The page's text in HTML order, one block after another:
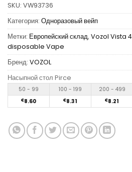
SKU: VW93736
Категория: Одноразовый вейп
Метки: Европейский склад, Vozol Vista
disposable Vape
Бренд: VOZOL
Насыпной стол Pirce
50 - 99 100 - 199 200 - 499
€8.60 €8.31 €8.21